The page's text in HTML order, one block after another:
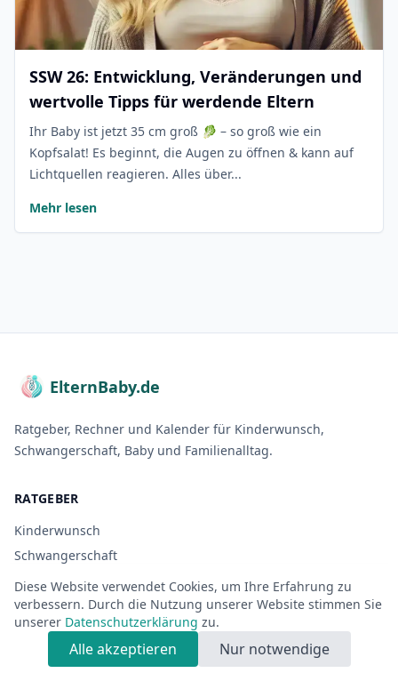
SSW 26: Entwicklung, Veränderungen und
wertvolle Tipps für werdende Eltern
Ihr Baby ist jetzt 35 cm groß 🥬 – so groß wie ein
Kopfsalat! Es beginnt, die Augen zu öffnen & kann auf
Lichtquellen reagieren. Alles über...
Mehr lesen
ElternBaby.de
Ratgeber, Rechner und Kalender für Kinderwunsch,
Schwangerschaft, Baby und Familienalltag.
RATGEBER
Kinderwunsch
Schwangerschaft
Baby
Kleinkind
Schulkind
Diese Website verwendet Cookies, um Ihre Erfahrung zu
verbessern. Durch die Nutzung unserer Website stimmen Sie
unserer Datenschutzerklärung zu.
Alle akzeptieren Nur notwendige